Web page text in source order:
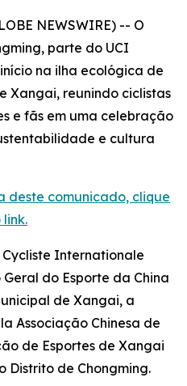
NEWSWIRE) -- O
parte do UCI
na ilha ecológica de
Xangai, reunindo ciclistas
e fãs em uma celebração
e cultura
deste comunicado, clique
link.
Internationale
do Esporte da China
de Xangai, a
Associação Chinesa de
de Esportes de Xangai
Distrito de Chongming.